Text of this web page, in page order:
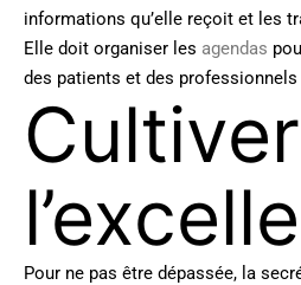
informations qu’elle reçoit et les
Elle doit organiser les agendas
des patients et des
Cultiver
Pour ne pas être dépassée, la